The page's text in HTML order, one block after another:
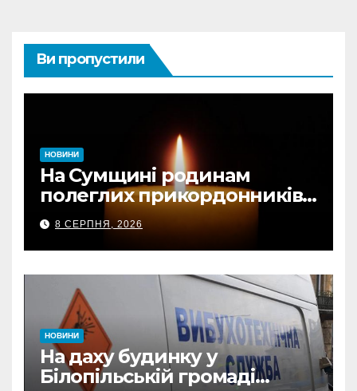
Ви пропустили
НОВИНИ
На Сумщині родинам
полеглих прикордонників
передали державні
нагороди та відомчі
відзнаки
8 СЕРПНЯ, 2026
НОВИНИ
На даху будинку у
Білопільській громаді